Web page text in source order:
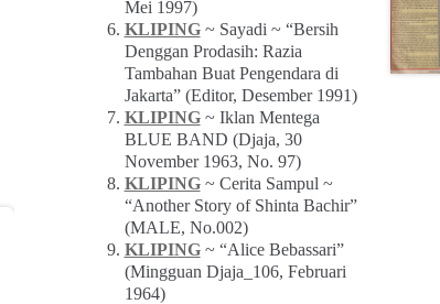
Mei 1997)
KLIPING~ Sayadi ~ “Bersih
Denggan Prodasih: Razia
Tambahan Buat Pengendara di
Jakarta” (Editor, Desember 1991)
KLIPING~ Iklan Mentega
BLUE BAND (Djaja, 30
November 1963, No. 97)
KLIPING~ Cerita Sampul ~
“Another Story of Shinta Bachir”
(MALE, No.002)
KLIPING~ “Alice Bebassari”
(Mingguan Djaja_106, Februari
1964)